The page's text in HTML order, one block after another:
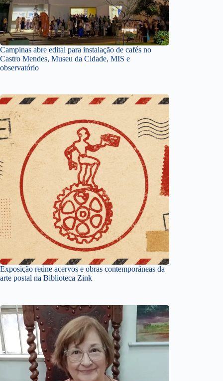
Campinas abre edital para instalação de cafés no
Castro Mendes, Museu da Cidade, MIS e
observatório
Exposição reúne acervos e obras contemporâneas da
arte postal na Biblioteca Zink